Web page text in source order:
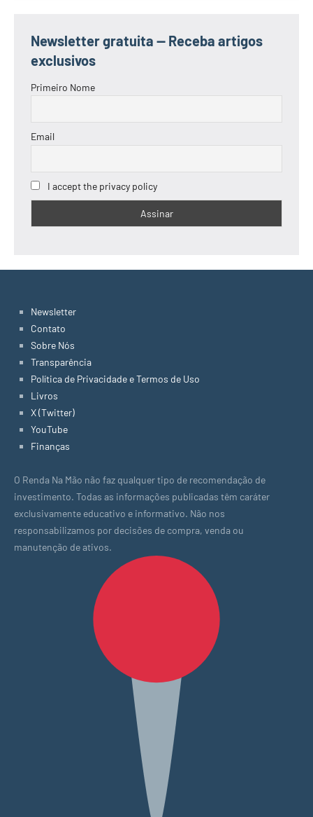
Newsletter gratuita — Receba artigos
exclusivos
Primeiro Nome
Email
I accept the privacy policy
Newsletter
Contato
Sobre Nós
Transparência
Política de Privacidade e Termos de Uso
Livros
X (Twitter)
YouTube
Finanças
O Renda Na Mão não faz qualquer tipo de recomendação de
investimento. Todas as informações publicadas têm caráter
exclusivamente educativo e informativo. Não nos
responsabilizamos por decisões de compra, venda ou
manutenção de ativos.